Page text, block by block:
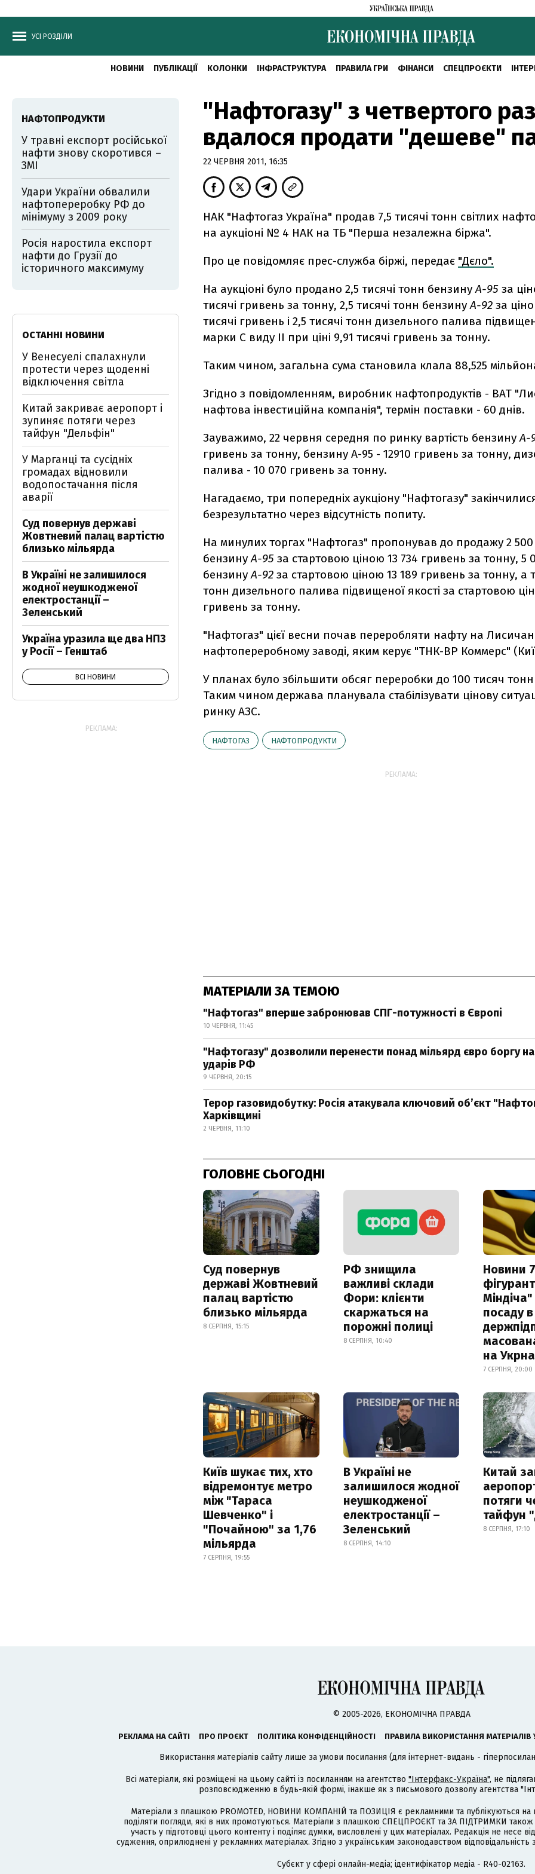
УСІ РОЗДІЛИ
НОВИНИ ПУБЛІКАЦІЇ КОЛОНКИ ІНФРАСТРУКТУРА ПРАВИЛА ГРИ ФІНАНСИ СПЕЦПРОЄКТИ
"Нафтогазу" з четвертого
вдалося продати "дешеве"
22 ЧЕРВНЯ 2011, 16:35
НАК "Нафтогаз Україна" продав 7,5 тисячі тонн світлих
на аукціоні № 4 НАК на ТБ "Перша незалежна біржа".
Про це повідомляє прес-служба біржі, передає "Дєло".
На аукціоні було продано 2,5 тисячі тонн бензинуА-95 за
тисячі гривень за тонну, 2,5 тисячі тонн бензинуА-92 за
тисячі гривень і 2,5 тисячі тонн дизельного палива
марки С виду II при ціні 9,91 тисячі гривень за тонну.
Таким чином, загальна сума становила клала 88,525
Згідно з повідомленням, виробник нафтопродуктів - ВАТ
нафтова інвестиційна компанія", термін поставки - 60 днів.
Зауважимо, 22 червня середня по ринку вартість бензинуА-
гривень за тонну, бензину А-95 - 12910 гривень за тонну,
палива - 10 070 гривень за тонну.
Нагадаємо, три попередніх аукціону "Нафтогазу"
безрезультатно через відсутність попиту.
На минулих торгах "Нафтогаз" пропонував до продажу 2
бензинуА-95 за стартовою ціною 13 734 гривень за тонну, 5
бензинуА-92 за стартовою ціною 13 189 гривень за тонну, а
тонн дизельного палива підвищеної якості за стартовою
гривень за тонну.
"Нафтогаз" цієї весни почав переробляти нафту на
нафтопереробному заводі, яким керує "ТНК-ВР Коммерс"
У планах було збільшити обсяг переробки до 100 тисяч тонн
Таким чином держава планувала стабілізувати цінову
ринку АЗС.
НАФТОГАЗ НАФТОПРОДУКТИ
РЕКЛАМА:
МАТЕРІАЛИ ЗА ТЕМОЮ
"Нафтогаз" вперше забронював СПГ-потужності в Європі
10 ЧЕРВНЯ, 11:45
"Нафтогазу" дозволили перенести понад мільярд євро боргу на
ударів РФ
9 ЧЕРВНЯ, 20:15
Терор газовидобутку: Росія атакувала ключовий об’єкт
Харківщині
2 ЧЕРВНЯ, 11:10
ГОЛОВНЕ СЬОГОДНІ
Суд повернув
державі Жовтневий
палац вартістю
близько мільярда
8 СЕРПНЯ, 15:15
РФ знищила
важливі склади
Фори: клієнти
скаржаться на
порожні полиці
8 СЕРПНЯ, 10:40
Новини
посаду в
на
7 СЕРПНЯ, 20:00
Київ шукає тих, хто
відремонтує метро
між "Тараса
Шевченко" і
"Почайною" за 1,76
мільярда
7 СЕРПНЯ, 19:55
В Україні не
залишилося жодної
неушкодженої
електростанції –
Зеленський
8 СЕРПНЯ, 14:10
Китай
потяги
тайфун
8 СЕРПНЯ, 17:10
НАФТОПРОДУКТИ
У травні експорт російської
нафти знову скоротився –
ЗМІ
Удари України обвалили
нафтопереробку РФ до
мінімуму з 2009 року
Росія наростила експорт
нафти до Грузії до
історичного максимуму
ОСТАННІ НОВИНИ
У Венесуелі спалахнули
протести через щоденні
відключення світла
Китай закриває аеропорт і
зупиняє потяги через
тайфун "Дельфін"
У Марганці та сусідніх
громадах відновили
водопостачання після
аварії
Суд повернув державі
Жовтневий палац вартістю
близько мільярда
В Україні не залишилося
жодної неушкодженої
електростанції –
Зеленський
Україна уразила ще два НПЗ
у Росії – Генштаб
ВСІ НОВИНИ
РЕКЛАМА:
© 2005-2026, ЕКОНОМІЧНА ПРАВДА
РЕКЛАМА НА САЙТІ ПРО ПРОЄКТ ПОЛІТИКА КОНФІДЕНЦІЙНОСТІ ПРАВИЛА ВИКОРИСТАННЯ МАТЕРІАЛІВ
Використання матеріалів сайту лише за умови посилання (для інтернет-видань -
Всі матеріали, які розміщені на цьому сайті із посиланням на агентство "Інтерфакс-Україна", не
розповсюдженню в будь-якій формі, інакше як з письмового дозволу агентства
Матеріали з плашкою PROMOTED, НОВИНИ КОМПАНІЙ та ПОЗИЦІЯ є рекламними та публікуються на
поділяти погляди, які в них промотуються. Матеріали з плашкою СПЕЦПРОЄКТ та ЗА ПІДТРИМКИ
участь у підготовці цього контенту і поділяє думки, висловлені у цих матеріалах. Редакція не несе
судження, оприлюднені у рекламних матеріалах. Згідно з українським законодавством
Cубєкт у сфері онлайн-медіа; ідентифікатор медіа - R40-02163.